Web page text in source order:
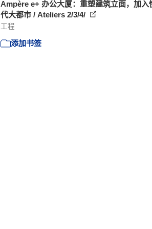
Ampère e+ 办公大厦：重塑建筑立面，加入
代大都市 / Ateliers 2/3/4/
工程
添加书签